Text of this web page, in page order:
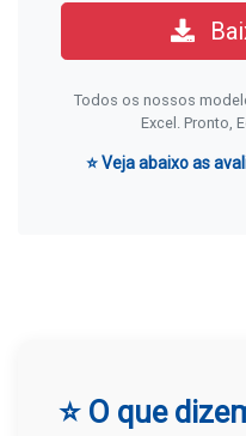
Todos os nossos
Excel. Pronto,
⭐ Veja abaixo as
⭐ O que